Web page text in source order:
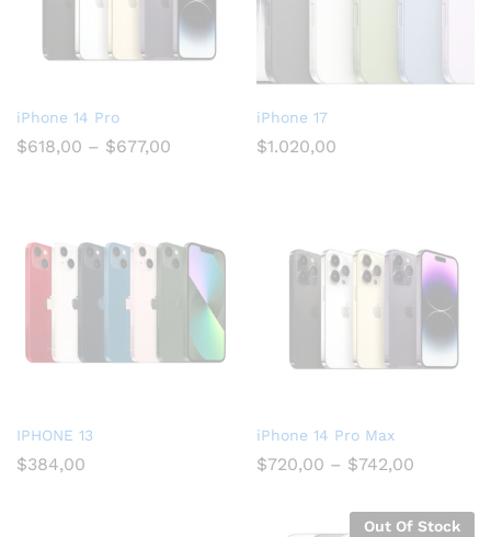
iPhone 14 Pro
$618,00 – $677,00
iPhone 17
$1.020,00
IPHONE 13
$384,00
iPhone 14 Pro Max
$720,00 – $742,00
Out Of Stock